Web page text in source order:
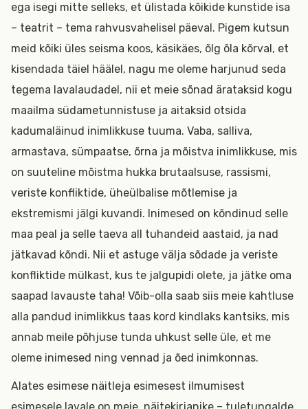
ega isegi mitte selleks, et ülistada kõikide kunstide isa
– teatrit – tema rahvusvahelisel päeval. Pigem kutsun
meid kõiki üles seisma koos, käsikäes, õlg õla kõrval, et
kisendada täiel häälel, nagu me oleme harjunud seda
tegema lavalaudadel, nii et meie sõnad ärataksid kogu
maailma südametunnistuse ja aitaksid otsida
kadumaläinud inimlikkuse tuuma. Vaba, salliva,
armastava, sümpaatse, õrna ja mõistva inimlikkuse, mis
on suuteline mõistma hukka brutaalsuse, rassismi,
veriste konfliktide, üheülbalise mõtlemise ja
ekstremismi jälgi kuvandi. Inimesed on kõndinud selle
maa peal ja selle taeva all tuhandeid aastaid, ja nad
jätkavad kõndi. Nii et astuge välja sõdade ja veriste
konfliktide mülkast, kus te jalgupidi olete, ja jätke oma
saapad lavauste taha! Võib-olla saab siis meie kahtluse
alla pandud inimlikkus taas kord kindlaks kantsiks, mis
annab meile põhjuse tunda uhkust selle üle, et me
oleme inimesed ning vennad ja õed inimkonnas.
Alates esimese näitleja esimesest ilmumisest